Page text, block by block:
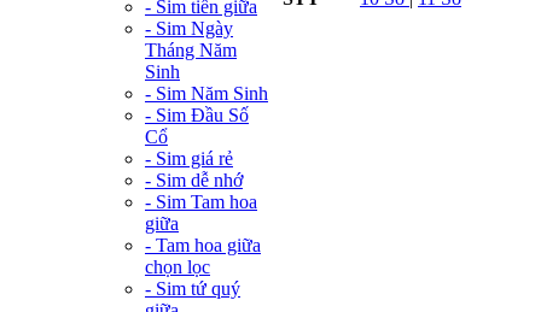
- Sim tiến giữa
- Sim Ngày
Tháng Năm
Sinh
- Sim Năm Sinh
- Sim Đầu Số
Cổ
- Sim giá rẻ
- Sim dễ nhớ
- Sim Tam hoa
giữa
- Tam hoa giữa
chọn lọc
- Sim tứ quý